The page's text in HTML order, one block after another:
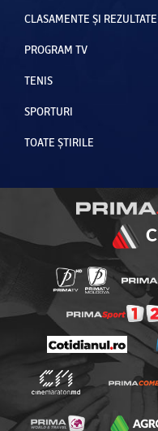
CLASAMENTE ȘI REZULTATE
PROGRAM TV
TENIS
SPORTURI
TOATE ȘTIRILE